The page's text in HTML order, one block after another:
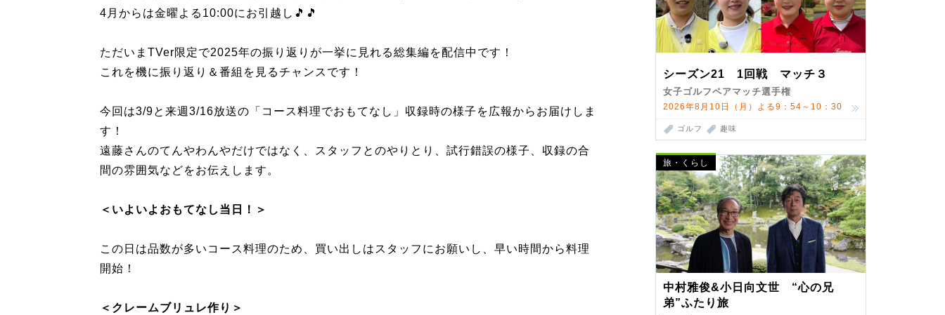
シーズン21 1回戦 マッチ３
女子ゴルフペアマッチ選手権
2026年8月10日（月）よる9：54～10：30
ゴルフ 趣味
旅・くらし
中村雅俊&小日向文世 “心の兄
弟”ふたり旅
4月からは金曜よる10:00にお引越し🎵🎵
ただいまTVer限定で2025年の振り返りが一挙に見れる総集編を配信中です！
これを機に振り返り＆番組を見るチャンスです！
今回は3/9と来週3/16放送の「コース料理でおもてなし」収録時の様子を広報からお届けしま
す！
遠藤さんのてんやわんやだけではなく、スタッフとのやりとり、試行錯誤の様子、収録の合
間の雰囲気などをお伝えします。
＜いよいよおもてなし当日！＞
この日は品数が多いコース料理のため、買い出しはスタッフにお願いし、早い時間から料理
開始！
＜クレームブリュレ作り＞